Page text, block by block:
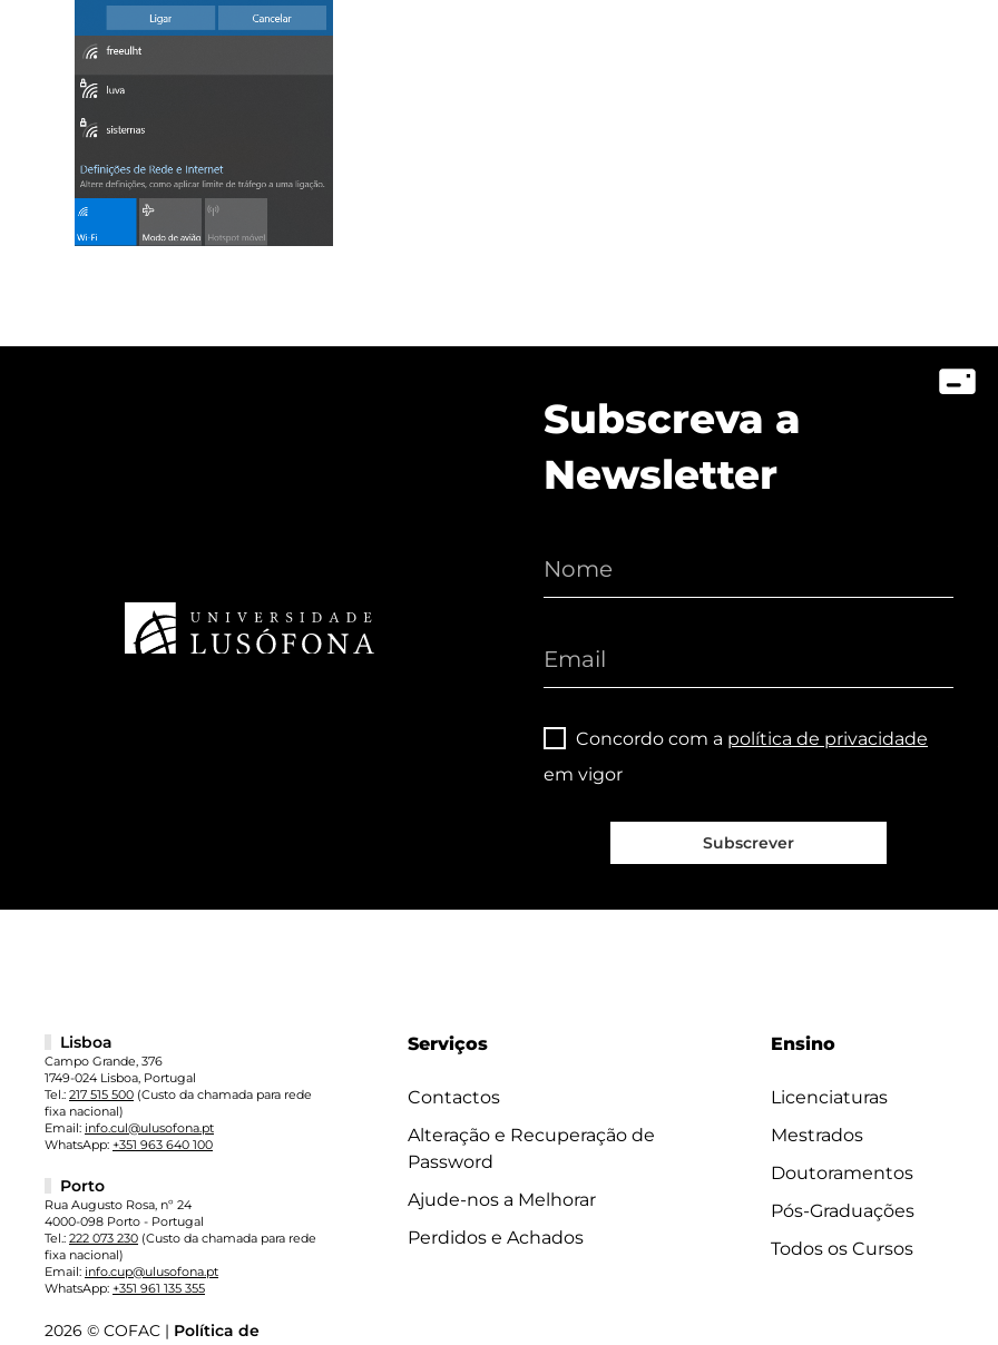
Subscreva a
Newsletter
Concordo com a política de privacidade
em vigor
Subscrever
Serviços
Contactos
Alteração e Recuperação de
Password
Ajude-nos a Melhorar
Perdidos e Achados
Ensino
Licenciaturas
Mestrados
Doutoramentos
Pós-Graduações
Todos os Cursos
Lisboa
Campo Grande, 376
1749-024 Lisboa, Portugal
Tel.: 217 515 500 (Custo da chamada para rede
fixa nacional)
Email: info.cul@ulusofona.pt
WhatsApp: +351 963 640 100
Porto
Rua Augusto Rosa, nº 24
4000-098 Porto - Portugal
Tel.: 222 073 230 (Custo da chamada para rede
fixa nacional)
Email: info.cup@ulusofona.pt
WhatsApp: +351 961 135 355
2026 © COFAC | Política de